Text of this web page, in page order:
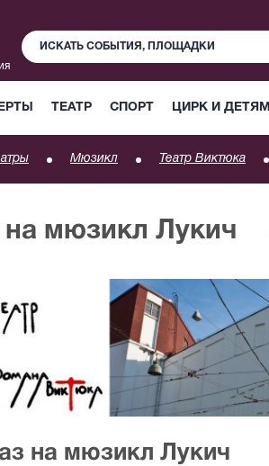
ТЕАТР СПОРТ ЦИРК И ДЕТЯМ
Мюзикл Театр Виктюка
на мюзикл Лукич
на мюзикл Лукич